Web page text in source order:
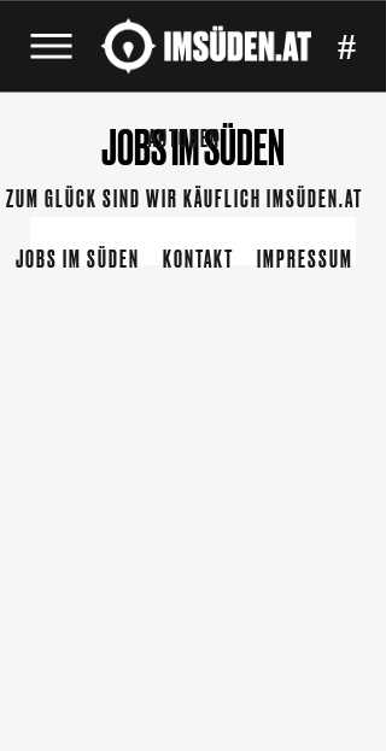
#
AUTOREN
ZUM GLÜCK SIND WIR KÄUFLICH IMSÜDEN.AT
JOBS IM SÜDEN KONTAKT IMPRESSUM
JOBS IM SÜDEN